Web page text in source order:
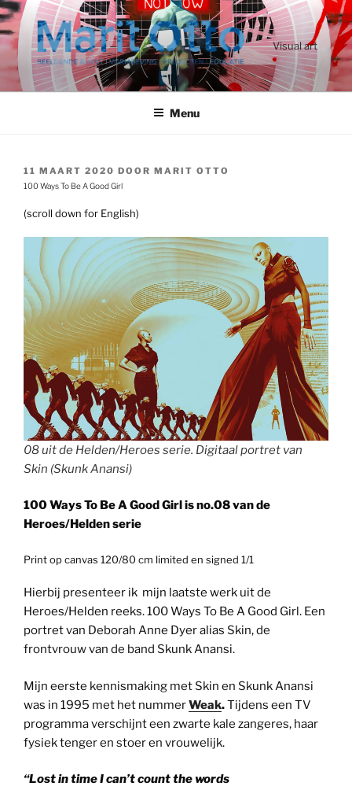
Ga
naar
de
inhoud
Visual art
Menu
GEPLAATST
OP
11 MAART 2020 DOOR MARIT OTTO
100 Ways To Be A Good Girl
(scroll down for English)
08 uit de Helden/Heroes serie. Digitaal portret van
Skin (Skunk Anansi)
100 Ways To Be A Good Girl is no.08 van de
Heroes/Helden serie
Print op canvas 120/80 cm limited en signed 1/1
Hierbij presenteer ik mijn laatste werk uit de
Heroes/Helden reeks. 100 Ways To Be A Good Girl. Een
portret van Deborah Anne Dyer alias Skin, de
frontvrouw van de band Skunk Anansi.
Mijn eerste kennismaking met Skin en Skunk Anansi
was in 1995 met het nummerWeak.Tijdens een TV
programma verschijnt een zwarte kale zangeres, haar
fysiek tenger en stoer en vrouwelijk.
“Lost in time I can’t count the words